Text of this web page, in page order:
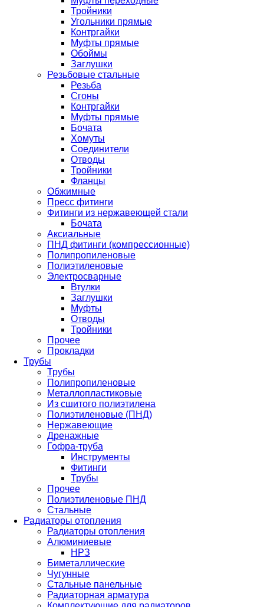
Тройники
Угольники прямые
Контргайки
Муфты прямые
Обоймы
Заглушки
Резьбовые стальные
Резьба
Сгоны
Контргайки
Муфты прямые
Бочата
Хомуты
Соединители
Отводы
Тройники
Фланцы
Обжимные
Пресс фитинги
Фитинги из нержавеющей стали
Бочата
Аксиальные
ПНД фитинги (компрессионные)
Полипропиленовые
Полиэтиленовые
Электросварные
Втулки
Заглушки
Муфты
Отводы
Тройники
Прочее
Прокладки
Трубы
Трубы
Полипропиленовые
Металлопластиковые
Из сшитого полиэтилена
Полиэтиленовые (ПНД)
Нержавеющие
Дренажные
Гофра-труба
Инструменты
Фитинги
Трубы
Прочее
Полиэтиленовые ПНД
Стальные
Радиаторы отопления
Радиаторы отопления
Алюминиевые
НРЗ
Биметаллические
Чугунные
Стальные панельные
Радиаторная арматура